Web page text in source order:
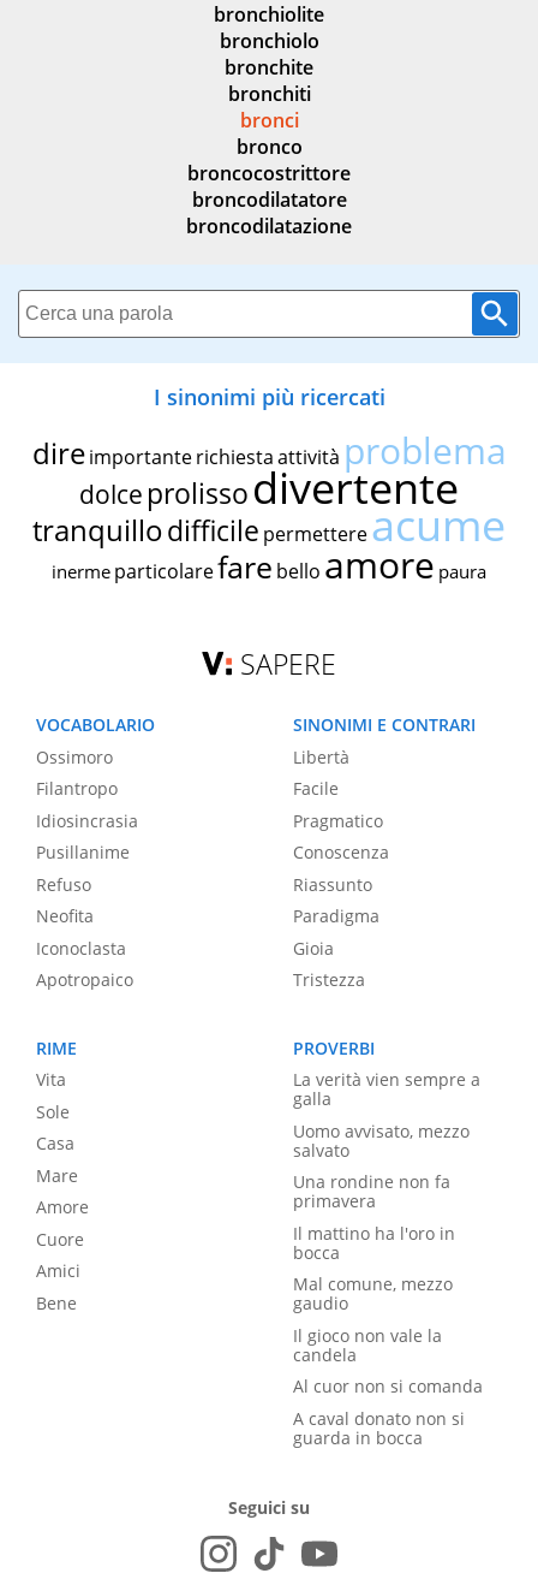
bronchiolite
bronchiolo
bronchite
bronchiti
bronci
bronco
broncocostrittore
broncodilatatore
broncodilatazione
I sinonimi più ricercati
dire importante richiestaattività problema
dolce prolissodivertente
tranquillodifficile permettereacume
inerme particolarefare bello amore paura
SAPERE
VOCABOLARIO
Ossimoro
Filantropo
Idiosincrasia
Pusillanime
Refuso
Neofita
Iconoclasta
Apotropaico
SINONIMI E CONTRARI
Libertà
Facile
Pragmatico
Conoscenza
Riassunto
Paradigma
Gioia
Tristezza
RIME
Vita
Sole
Casa
Mare
Amore
Cuore
Amici
Bene
PROVERBI
La verità vien sempre a
galla
Uomo avvisato, mezzo
salvato
Una rondine non fa
primavera
Il mattino ha l'oro in
bocca
Mal comune, mezzo
gaudio
Il gioco non vale la
candela
Al cuor non si comanda
A caval donato non si
guarda in bocca
Seguici su